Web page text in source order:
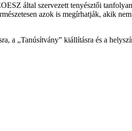
által szervezett tenyésztői
azok is megírhatják, akik
a „Tanúsítvány” kiállításra és a